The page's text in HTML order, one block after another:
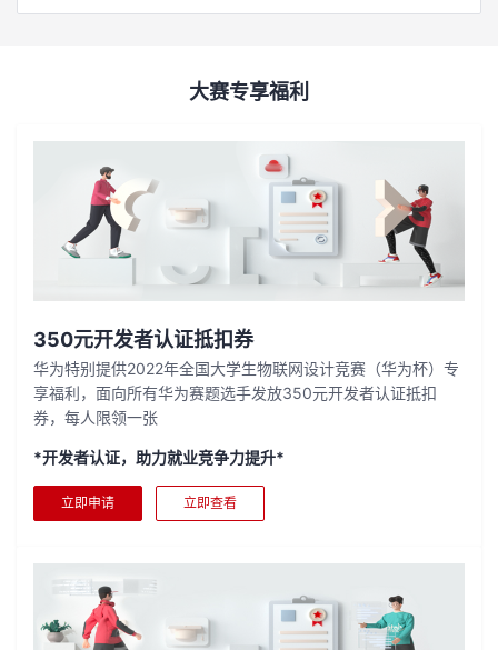
大赛专享福利
350元开发者认证抵扣券
华为特别提供2022年全国大学生物联网设计竞赛（华为杯）专
享福利，面向所有华为赛题选手发放350元开发者认证抵扣
券，每人限领一张
*开发者认证，助力就业竞争力提升*
立即申请 立即查看